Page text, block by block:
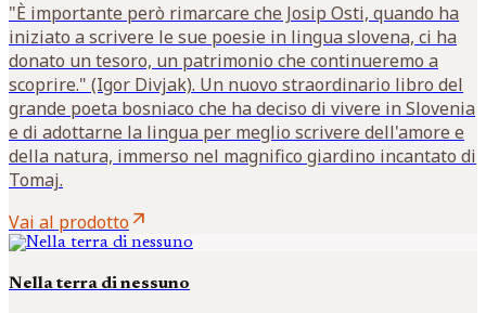
"È importante però rimarcare che Josip Osti, quando ha
iniziato a scrivere le sue poesie in lingua slovena, ci ha
donato un tesoro, un patrimonio che continueremo a
scoprire." (Igor Divjak). Un nuovo straordinario libro del
grande poeta bosniaco che ha deciso di vivere in Slovenia
e di adottarne la lingua per meglio scrivere dell'amore e
della natura, immerso nel magnifico giardino incantato di
Tomaj.
Vai al prodottoarrow_outward
Nella terra di nessuno